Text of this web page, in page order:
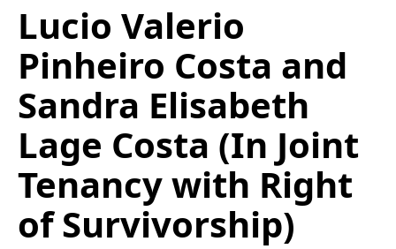
Lucio Valerio
Pinheiro Costa and
Sandra Elisabeth
Lage Costa (In Joint
Tenancy with Right
of Survivorship)